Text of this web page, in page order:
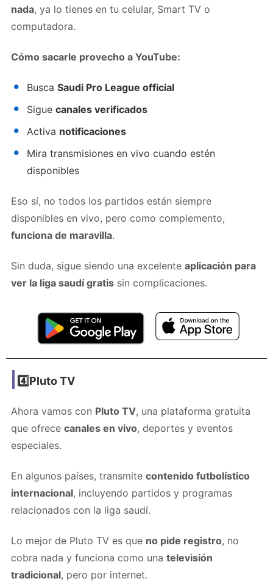
nada, ya lo tienes en tu celular, Smart TV o
computadora.
Cómo sacarle provecho a YouTube:
Busca Saudi Pro League official
Sigue canales verificados
Activa notificaciones
Mira transmisiones en vivo cuando estén
disponibles
Eso sí, no todos los partidos están siempre
disponibles en vivo, pero como complemento,
funciona de maravilla.
Sin duda, sigue siendo una excelente aplicación para
ver la liga saudí gratis sin complicaciones.
4️⃣Pluto TV
Ahora vamos con Pluto TV, una plataforma gratuita
que ofrece canales en vivo, deportes y eventos
especiales.
En algunos países, transmite contenido futbolístico
internacional, incluyendo partidos y programas
relacionados con la liga saudí.
Lo mejor de Pluto TV es que no pide registro, no
cobra nada y funciona como una televisión
tradicional, pero por internet.